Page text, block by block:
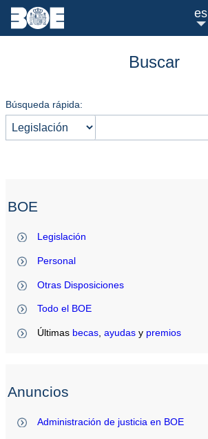
es
Buscar
Búsqueda rápida:
BOE
Legislación
Personal
Otras Disposiciones
Todo el BOE
Últimas becas ,ayudas y premios
Anuncios
Administración de justicia en BOE